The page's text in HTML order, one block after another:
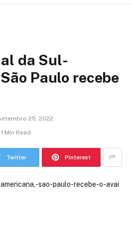
da Sul-
Paulo recebe
25, 2022
1 Min Read
Twitter Pinterest